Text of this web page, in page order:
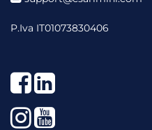
P.Iva IT01073830406
Facebook
LinkedIn
Instagram
YouTube